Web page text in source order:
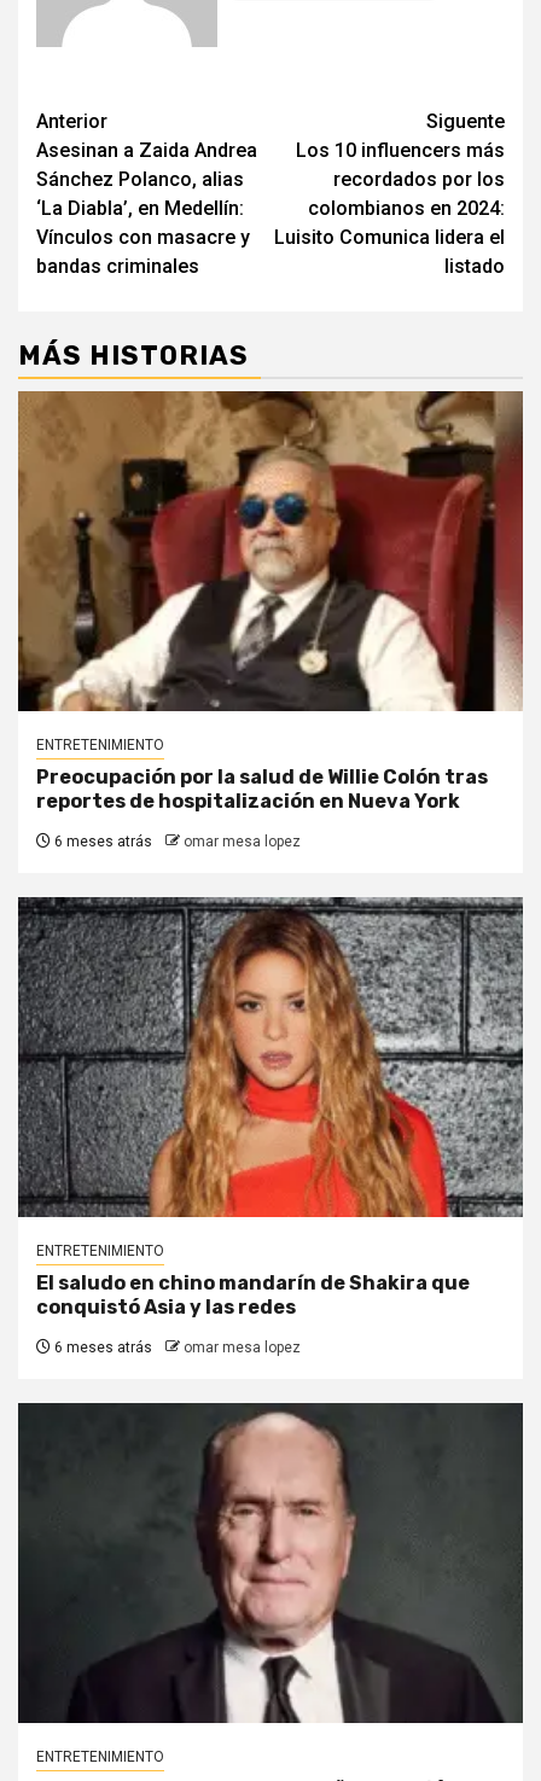
Post
navigation
Anterior
Asesinan a Zaida Andrea
Sánchez Polanco, alias
‘La Diabla’, en Medellín:
Vínculos con masacre y
bandas criminales
Siguente
Los 10 influencers más
recordados por los
colombianos en 2024:
Luisito Comunica lidera el
listado
MÁS HISTORIAS
ENTRETENIMIENTO
Preocupación por la salud de Willie Colón tras
reportes de hospitalización en Nueva York
6 meses atrás omar mesa lopez
ENTRETENIMIENTO
El saludo en chino mandarín de Shakira que
conquistó Asia y las redes
6 meses atrás omar mesa lopez
ENTRETENIMIENTO